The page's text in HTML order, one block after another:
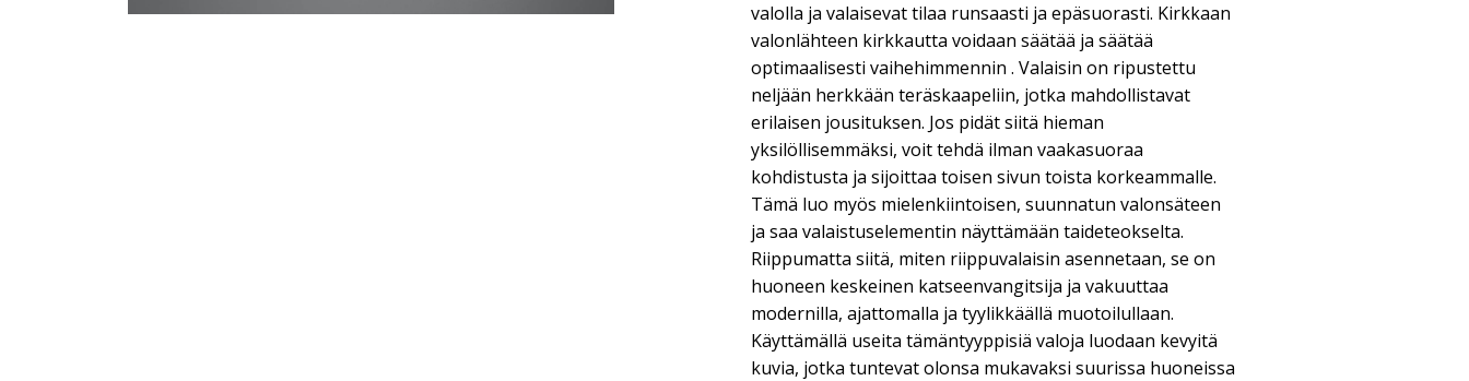
valolla ja valaisevat tilaa runsaasti ja epäsuorasti. Kirkkaan
valonlähteen kirkkautta voidaan säätää ja säätää
optimaalisesti vaihehimmennin . Valaisin on ripustettu
neljään herkkään teräskaapeliin, jotka mahdollistavat
erilaisen jousituksen. Jos pidät siitä hieman
yksilöllisemmäksi, voit tehdä ilman vaakasuoraa
kohdistusta ja sijoittaa toisen sivun toista korkeammalle.
Tämä luo myös mielenkiintoisen, suunnatun valonsäteen
ja saa valaistuselementin näyttämään taideteokselta.
Riippumatta siitä, miten riippuvalaisin asennetaan, se on
huoneen keskeinen katseenvangitsija ja vakuuttaa
modernilla, ajattomalla ja tyylikkäällä muotoilullaan.
Käyttämällä useita tämäntyyppisiä valoja luodaan kevyitä
kuvia, jotka tuntevat olonsa mukavaksi suurissa huoneissa